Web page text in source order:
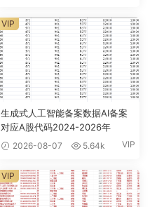
生成式人工智能备案数据AI备案
对应A股代码2024-2026年
2026-08-07 5.64k VIP
VIP
VIP